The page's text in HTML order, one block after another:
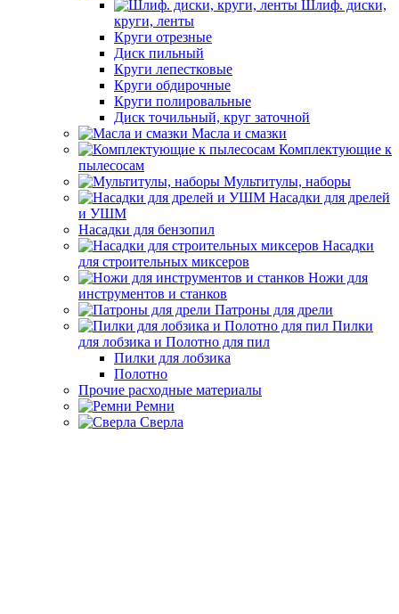
Шлиф. диски,
круги, ленты
Круги отрезные
Диск пильный
Круги лепестковые
Круги обдирочные
Круги полировальные
Диск точильный, круг заточной
Масла и смазки
Комплектующие к
пылесосам
Мультитулы, наборы
Насадки для дрелей
и УШМ
Насадки для бензопил
Насадки
для строительных миксеров
Ножи для
инструментов и станков
Патроны для дрели
Пилки
для лобзика и Полотно для пил
Пилки для лобзика
Полотно
Прочие расходные материалы
Ремни
Сверла